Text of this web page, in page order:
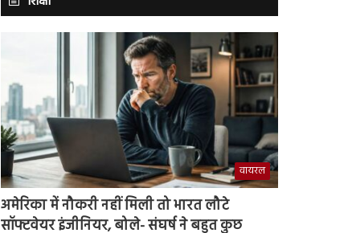
वायरल
अमेरिका में नौकरी नहीं मिली तो भारत लौटे
सॉफ्टवेयर इंजीनियर, बोले- संघर्ष ने बहुत कुछ